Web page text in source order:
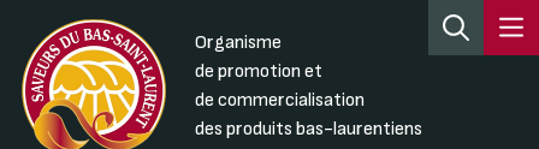
Organisme
de promotion et
de commercialisation
des produits bas-laurentiens